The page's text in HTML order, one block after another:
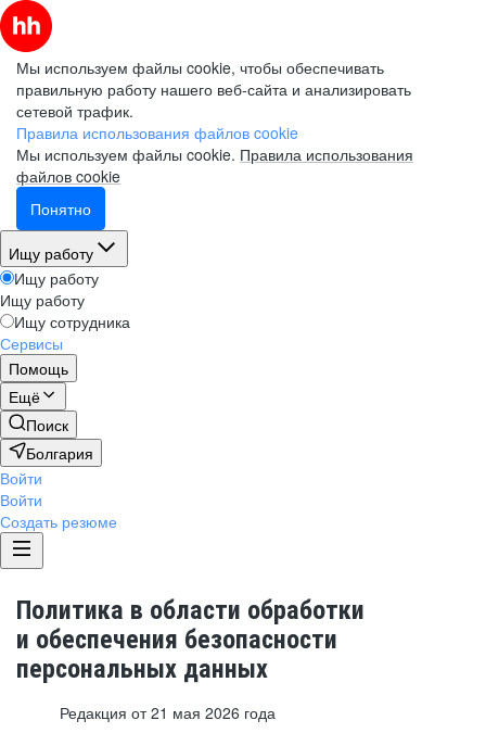
Мы используем файлы cookie, чтобы обеспечивать
правильную работу нашего веб-сайта и анализировать
сетевой трафик.
Правила использования файлов cookie
Мы используем файлы cookie. Правила использования
файлов cookie
Понятно
Ищу работу
Ищу работу
Ищу работу
Ищу сотрудника
Сервисы
Помощь
Ещё
Поиск
Болгария
Войти
Войти
Создать резюме
Политика в области обработки
и обеспечения безопасности
персональных данных
Редакция от 21 мая 2026 года